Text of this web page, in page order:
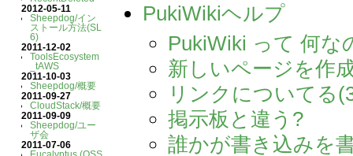
2012-05-11
Sheepdog/イン
ストール方法(SL
6)
2011-12-02
ToolsEcosystem
_tAWS
2011-10-03
Sheepdog/概要
2011-09-27
CloudStack/概要
2011-09-09
Sheepdog/ユー
ザ会
2011-07-06
Eucalyptus (OSS
PukiWikiヘルプ
PukiWiki って 何な
新しいページを作
リンクについてる
掲示板と違う?
誰かが書き込みを